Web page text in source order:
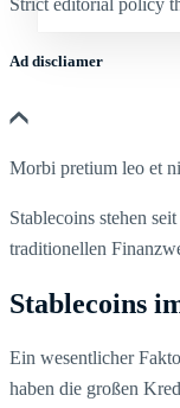
Ad discliamer
Morbi pretium leo et
Stablecoins stehen
traditionellen
Stablecoins
Ein wesentlicher
haben die großen